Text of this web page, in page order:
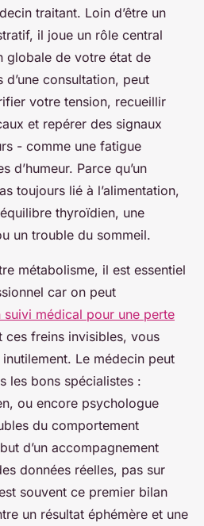
traitant. Loin d’être un
il joue un rôle central
globale de votre état de
d’une consultation, peut
votre tension, recueillir
et repérer des signaux
- comme une fatigue
d’humeur. Parce qu’un
toujours lié à l’alimentation,
thyroïdien, une
un trouble du sommeil.
métabolisme, il est essentiel
car on peut
suivi médical pour une perte
ces freins invisibles, vous
Le médecin peut
les bons spécialistes :
ou encore psychologue
du comportement
d’un accompagnement
données réelles, pas sur
souvent ce premier bilan
un résultat éphémère et une